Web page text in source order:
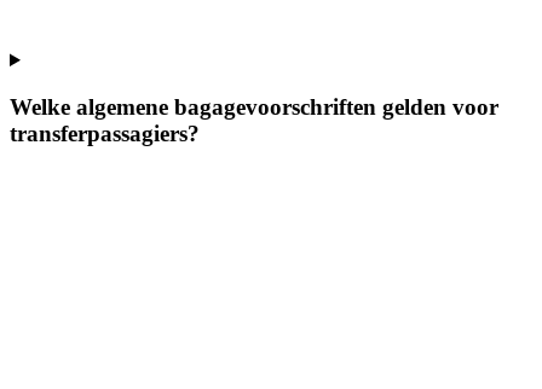
Welke algemene bagagevoorschriften gelden voor
transferpassagiers?